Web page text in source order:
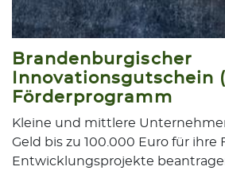
Brandenburgischer
Innovationsgutschein
Förderprogramm
Kleine und mittlere
Geld bis zu 100.000 Euro für ihre
Entwicklungsprojekte